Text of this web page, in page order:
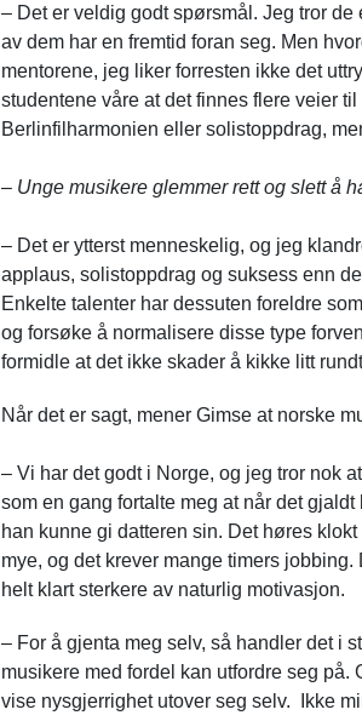
– Det er veldig godt spørsmål. Jeg tror
av dem har en fremtid foran seg. Men
mentorene, jeg liker forresten ikke det
studentene våre at det finnes flere veier
Berlinfilharmonien eller solistoppdrag,
– Unge musikere glemmer rett og slett å
– Det er ytterst menneskelig, og jeg
applaus, solistoppdrag og suksess enn
Enkelte talenter har dessuten foreldre
og forsøke å normalisere disse type
formidle at det ikke skader å kikke litt
Når det er sagt, mener Gimse at norske
– Vi har det godt i Norge, og jeg tror nok
som en gang fortalte meg at når det
han kunne gi datteren sin. Det høres
mye, og det krever mange timers
helt klart sterkere av naturlig motivasjon.
– For å gjenta meg selv, så handler det i
musikere med fordel kan utfordre seg på.
vise nysgjerrighet utover seg selv. Ikke